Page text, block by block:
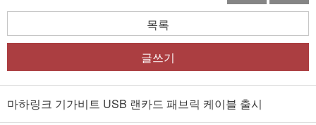
목록
글쓰기
마하링크 기가비트 USB 랜카드 패브릭 케이블 출시